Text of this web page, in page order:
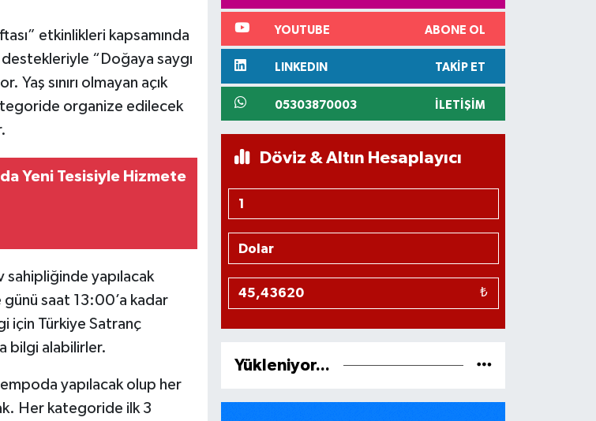
etkinlikleri kapsamında
“Doğaya saygı
sınırı olmayan açık
organize edilecek
Yeni Tesisiyle Hizmete
sahipliğinde yapılacak
saat 13:00’a kadar
için Türkiye Satranç
bilgi alabilirler.
yapılacak olup her
Her kategoride ilk 3
YOUTUBE ABONE OL
LINKEDIN TAKIP ET
05303870003 İLETIŞIM
Döviz & Altın Hesaplayıcı
₺
Yükleniyor...